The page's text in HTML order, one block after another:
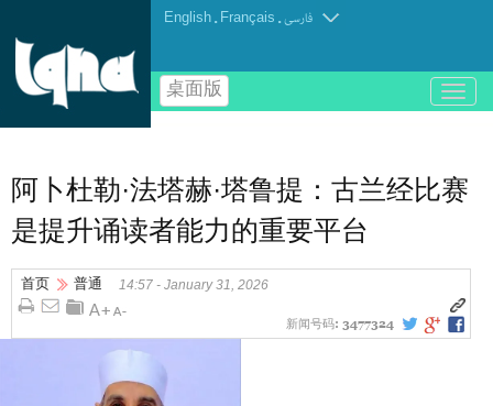
English . Français .فارسی
桌面版
باز
و
منو
阿卜杜勒·法塔赫·塔鲁提：古兰经比赛
是提升诵读者能力的重要平台
首页 普通 14:57 - January 31, 2026
新闻号码: 3477324